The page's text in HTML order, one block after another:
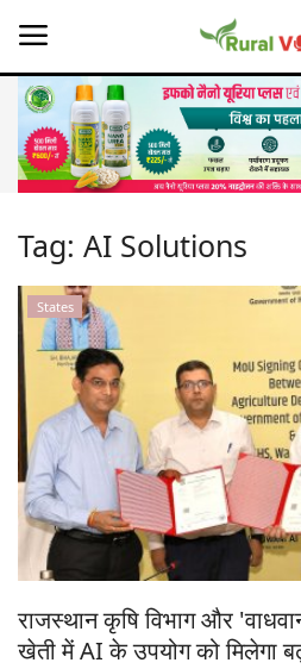
Home
About Us
Leadership Profiles
Opinion
Politics
Magazine
States
Events
Tag: AI Solutions
States
राजस्थान कृषि विभाग और
खेती में AI के उपयोग को मिलेगा